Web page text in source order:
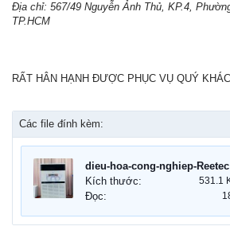
Địa chỉ: 567/49 Nguyễn Ảnh Thủ, KP.4,
TP.HCM
RẤT HÂN HẠNH ĐƯỢC PHỤC VỤ QUÝ
Các file đính kèm:
Kích thước: 531.1
Đọc: